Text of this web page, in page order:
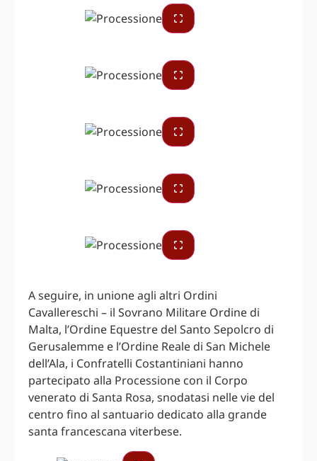
A seguire, in unione agli altri Ordini
Cavallereschi – il Sovrano Militare Ordine di
Malta, l’Ordine Equestre del Santo Sepolcro di
Gerusalemme e l’Ordine Reale di San Michele
dell’Ala, i Confratelli Costantiniani hanno
partecipato alla Processione con il Corpo
venerato di Santa Rosa, snodatasi nelle vie del
centro fino al santuario dedicato alla grande
santa francescana viterbese.